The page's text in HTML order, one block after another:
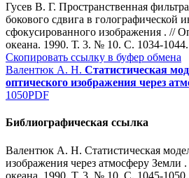
Гусев В. Г. Пространственная
бокового сдвига в голографической
сфокусированного изображения . //
океана. 1990. Т. 3. № 10. С. 1034-1044.
Скопировать ссылку в буфер обмена
Валентюк А. Н. Статистическая
оптического изображения через
1050PDF
Библиографическая ссылка
Валентюк А. Н. Статистическая
изображения через атмосферу
океана. 1990. Т. 3. № 10. С. 1045-1050.